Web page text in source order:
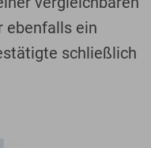
ebenfalls ein
schließlich